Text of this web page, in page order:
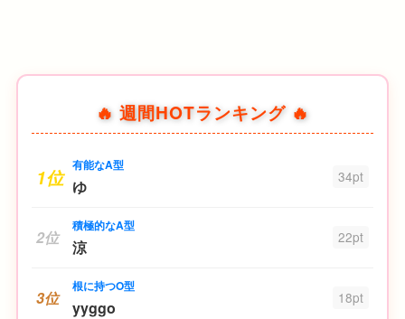
🔥 週間HOTランキング 🔥
1位 有能なA型
ゆ 34pt
2位
積極的なA型
涼 22pt
3位
根に持つO型
yyggo 18pt